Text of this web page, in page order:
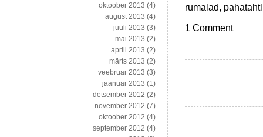
rumalad,
1 Comment
oktoober 2013 (4)
august 2013 (4)
juuli 2013 (3)
mai 2013 (2)
aprill 2013 (2)
märts 2013 (2)
veebruar 2013 (3)
jaanuar 2013 (1)
detsember 2012 (2)
november 2012 (7)
oktoober 2012 (4)
september 2012 (4)